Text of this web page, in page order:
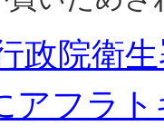
政院衛
アフラ